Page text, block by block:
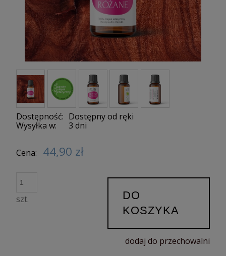
Dostępność: Dostępny od ręki
Wysyłka w:
3 dni
Cena: 44,90 zł
szt.
DO
KOSZYKA
dodaj do przechowalni